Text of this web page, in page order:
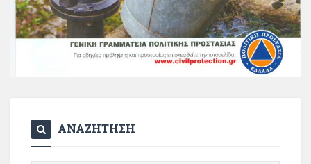
ΑΝΑΖΗΤΗΣΗ